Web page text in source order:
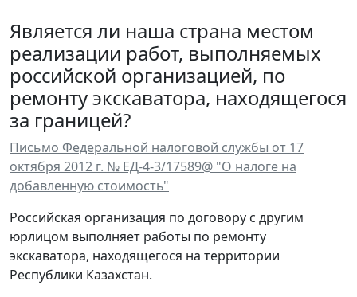
Является ли наша страна местом
реализации работ, выполняемых
российской организацией, по
ремонту экскаватора, находящегося
за границей?
Письмо Федеральной налоговой службы от 17
октября 2012 г. № ЕД-4-3/17589@ "О налоге на
добавленную стоимость"
Российская организация по договору с другим
юрлицом выполняет работы по ремонту
экскаватора, находящегося на территории
Республики Казахстан.